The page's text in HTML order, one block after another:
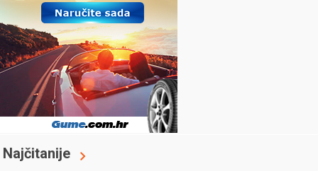
Najčitanije